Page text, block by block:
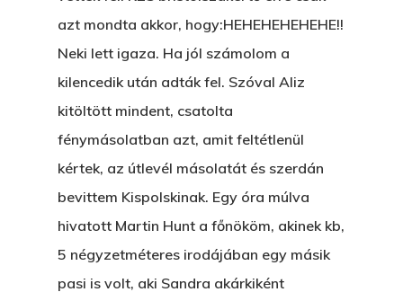
azt mondta akkor, hogy:HEHEHEHEHEHE!!
Neki lett igaza. Ha jól számolom a
kilencedik után adták fel. Szóval Aliz
kitöltött mindent, csatolta
fénymásolatban azt, amit feltétlenül
kértek, az útlevél másolatát és szerdán
bevittem Kispolskinak. Egy óra múlva
hivatott Martin Hunt a főnököm, akinek kb,
5 négyzetméteres irodájában egy másik
pasi is volt, aki Sandra akárkiként